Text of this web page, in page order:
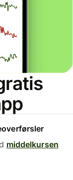
middelkursen